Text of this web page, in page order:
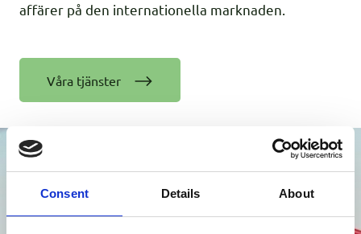
Consent Details About
affärer på den internationella marknaden.
Våra tjänster